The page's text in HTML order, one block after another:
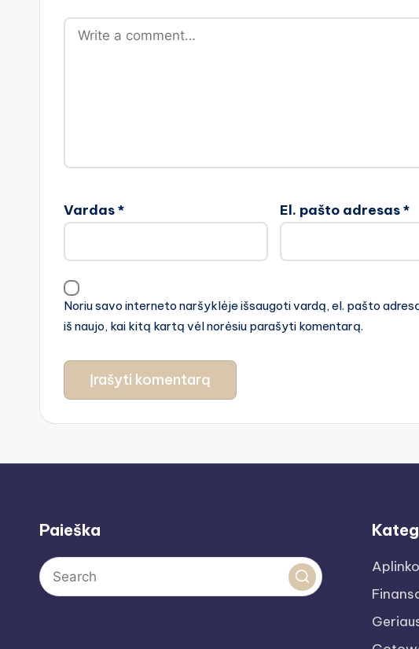
Vardas* El. pašto adresas*
Noriu savo interneto naršyklėje išsaugoti vardą, el. pašto
iš naujo, kai kitą kartą vėl norėsiu parašyti komentarą.
Paieška